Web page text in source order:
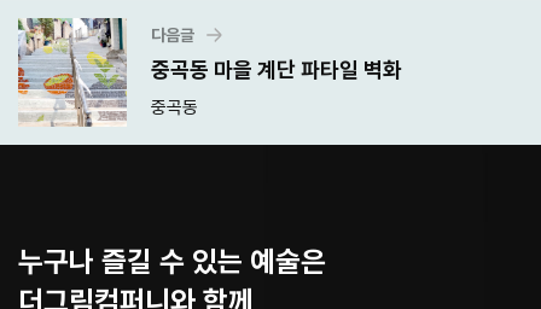
다음글
중곡동 마을 계단 파타일 벽화
중곡동
누구나 즐길 수 있는 예술은
더그림컴퍼니와 함께